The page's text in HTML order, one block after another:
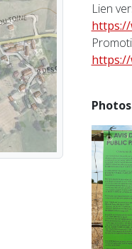
Lien
https://
Photos